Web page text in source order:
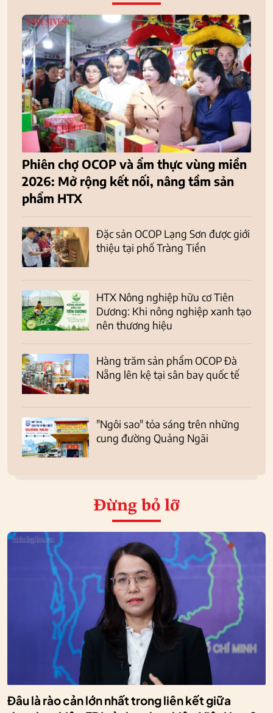
Phiên chợ OCOP và ẩm thực vùng miền
2026: Mở rộng kết nối, nâng tầm sản
phẩm HTX
Đặc sản OCOP Lạng Sơn được giới
thiệu tại phố Tràng Tiền
HTX Nông nghiệp hữu cơ Tiên
Dương: Khi nông nghiệp xanh tạo
nên thương hiệu
Hàng trăm sản phẩm OCOP Đà
Nẵng lên kệ tại sân bay quốc tế
"Ngôi sao" tỏa sáng trên những
cung đường Quảng Ngãi
Đừng bỏ lỡ
Đâu là rào cản lớn nhất trong liên kết giữa